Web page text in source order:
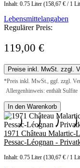
Inhalt: 0.75 Liter (158,67 € / 1
Lebensmittelangaben
Regulärer Preis:
119,00 €
Preise inkl. MwSt. zzgl.
*Preis inkl. MwSt., ggf. zzgl.
Allergenhinweis: enthält Sulfite
In den Warenkorb
1971 Château Malartic-
Pessac-Léognan -
Inhalt: 0.75 Liter (130,67 € / 1